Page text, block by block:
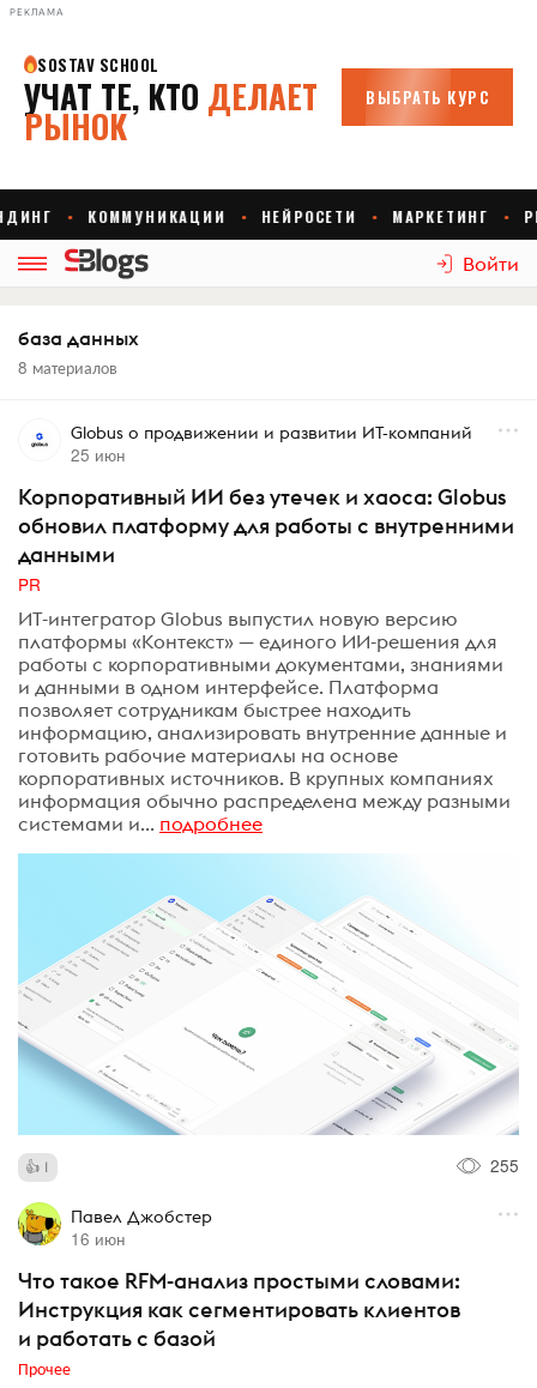
РЕКЛАМА
Войти
база данных
8 материалов
Globus о продвижении и развитии ИТ-компаний
25 июн
Корпоративный ИИ без утечек и хаоса: Globus
обновил платформу для работы с внутренними
данными
PR
ИТ-интегратор Globus выпустил новую версию
платформы «Контекст» — единого ИИ-решения для
работы с корпоративными документами, знаниями
и данными в одном интерфейсе. Платформа
позволяет сотрудникам быстрее находить
информацию, анализировать внутренние данные и
готовить рабочие материалы на основе
корпоративных источников. В крупных компаниях
информация обычно распределена между разными
системами и... подробнее
1 255
Павел Джобстер
16 июн
Что такое RFM-анализ простыми словами:
Инструкция как сегментировать клиентов
и работать с базой
Прочее